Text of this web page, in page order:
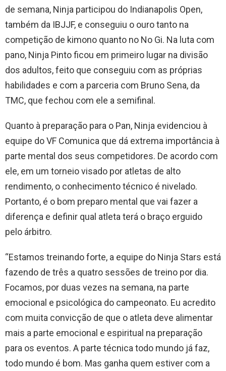
de semana, Ninja participou do Indianapolis Open,
também da IBJJF, e conseguiu o ouro tanto na
competição de kimono quanto no No Gi. Na luta com
pano, Ninja Pinto ficou em primeiro lugar na divisão
dos adultos, feito que conseguiu com as próprias
habilidades e com a parceria com Bruno Sena, da
TMC, que fechou com ele a semifinal.
Quanto à preparação para o Pan, Ninja evidenciou à
equipe do VF Comunica que dá extrema importância à
parte mental dos seus competidores. De acordo com
ele, em um torneio visado por atletas de alto
rendimento, o conhecimento técnico é nivelado.
Portanto, é o bom preparo mental que vai fazer a
diferença e definir qual atleta terá o braço erguido
pelo árbitro.
“Estamos treinando forte, a equipe do Ninja Stars está
fazendo de três a quatro sessões de treino por dia.
Focamos, por duas vezes na semana, na parte
emocional e psicológica do campeonato. Eu acredito
com muita convicção de que o atleta deve alimentar
mais a parte emocional e espiritual na preparação
para os eventos. A parte técnica todo mundo já faz,
todo mundo é bom. Mas ganha quem estiver com a